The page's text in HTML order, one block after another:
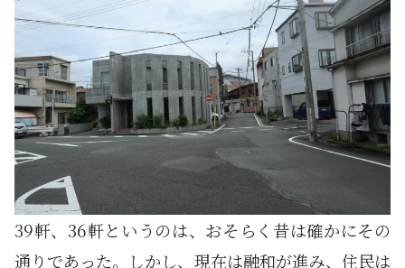
39軒、36軒というのは、おそらく昔は確かにその
通りであった。しかし、現在は融和が進み、住民は